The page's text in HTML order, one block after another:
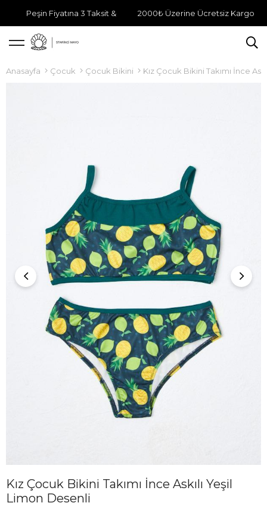
Peşin Fiyatına 3 Taksit & 2000₺ Üzerine Ücretsiz Kargo
Anasayfa Çocuk Çocuk Bikini Kız Çocuk Bikini Takımı İnce
Kız Çocuk Bikini Takımı İnce Askılı Yeşil
Limon Desenli